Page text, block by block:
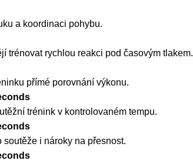
a koordinaci pohybu.
trénovat rychlou reakci pod časovým tlakem.
přímé porovnání výkonu.
trénink v kontrolovaném tempu.
i nároky na přesnost.